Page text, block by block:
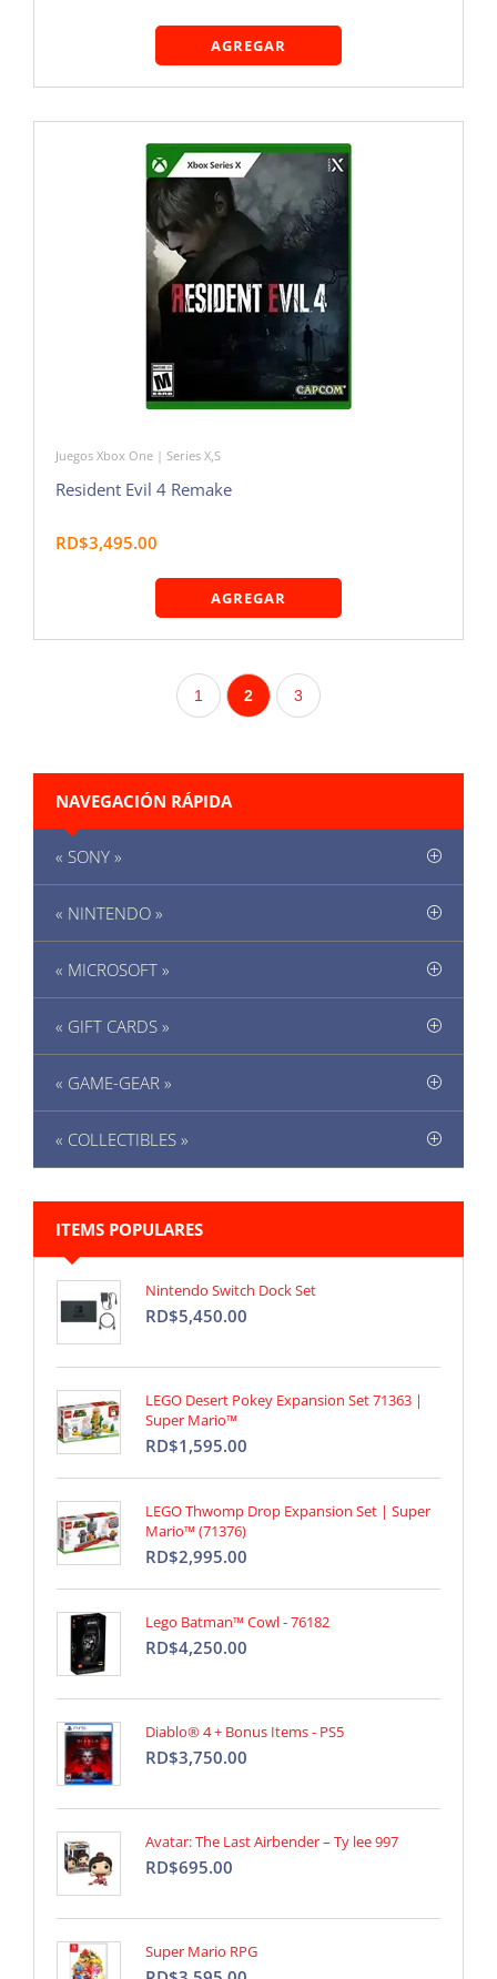
AGREGAR
Juegos Xbox One | Series X,S
Resident Evil 4 Remake
RD$3,495.00
AGREGAR
1 2 3
NAVEGACIÓN RÁPIDA
« SONY »
« NINTENDO »
« MICROSOFT »
« GIFT CARDS »
« GAME-GEAR »
« COLLECTIBLES »
ITEMS POPULARES
Nintendo Switch Dock Set
RD$5,450.00
LEGO Desert Pokey Expansion Set 71363 |
Super Mario™
RD$1,595.00
LEGO Thwomp Drop Expansion Set | Super
Mario™ (71376)
RD$2,995.00
Lego Batman™ Cowl - 76182
RD$4,250.00
Diablo® 4 + Bonus Items - PS5
RD$3,750.00
Avatar: The Last Airbender – Ty lee 997
RD$695.00
Super Mario RPG